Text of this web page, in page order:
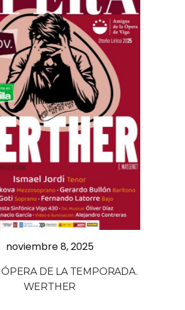
noviembre 8, 2025
DE LA TEMPORADA.
WERTHER